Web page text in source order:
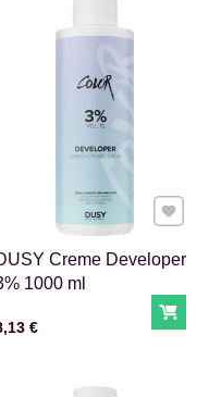
Creme Developer
1000 ml
s DPH
€ Do
Pridať